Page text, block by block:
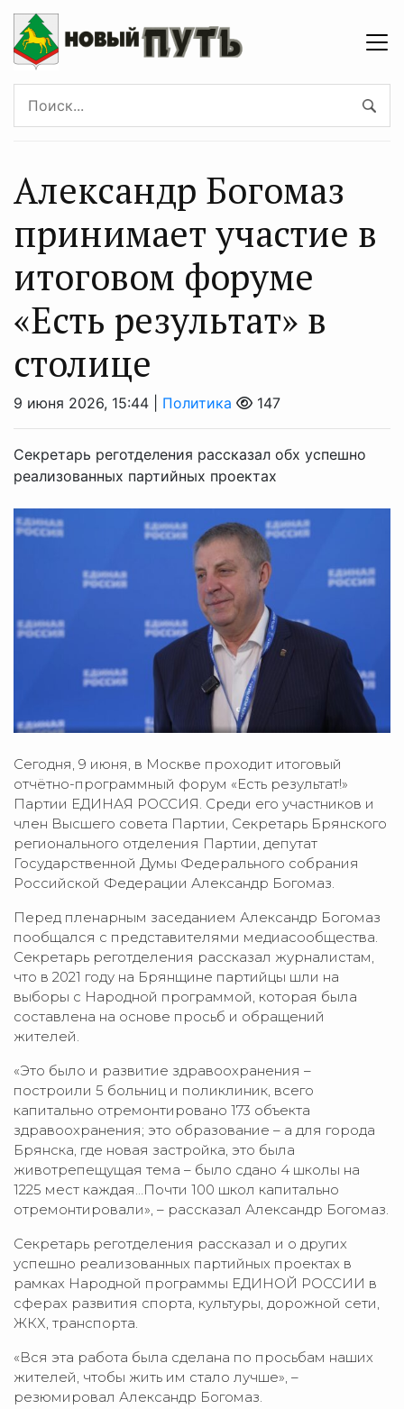
Александр Богомаз
принимает участие в
итоговом форуме
«Есть результат» в
столице
9 июня 2026, 15:44 | Политика 147
Секретарь реготделения рассказал обх успешно
реализованных партийных проектах
Сегодня, 9 июня, в Москве проходит итоговый
отчётно-программный форум «Есть результат!»
Партии ЕДИНАЯ РОССИЯ. Среди его участников и
член Высшего совета Партии, Секретарь Брянского
регионального отделения Партии, депутат
Государственной Думы Федерального собрания
Российской Федерации Александр Богомаз.
Перед пленарным заседанием Александр Богомаз
пообщался с представителями медиасообщества.
Секретарь реготделения рассказал журналистам,
что в 2021 году на Брянщине партийцы шли на
выборы с Народной программой, которая была
составлена на основе просьб и обращений
жителей.
«Это было и развитие здравоохранения –
построили 5 больниц и поликлиник, всего
капитально отремонтировано 173 объекта
здравоохранения; это образование – а для города
Брянска, где новая застройка, это была
животрепещущая тема – было сдано 4 школы на
1225 мест каждая…Почти 100 школ капитально
отремонтировали», – рассказал Александр Богомаз.
Секретарь реготделения рассказал и о других
успешно реализованных партийных проектах в
рамках Народной программы ЕДИНОЙ РОССИИ в
сферах развития спорта, культуры, дорожной сети,
ЖКХ, транспорта.
«Вся эта работа была сделана по просьбам наших
жителей, чтобы жить им стало лучше», –
резюмировал Александр Богомаз.